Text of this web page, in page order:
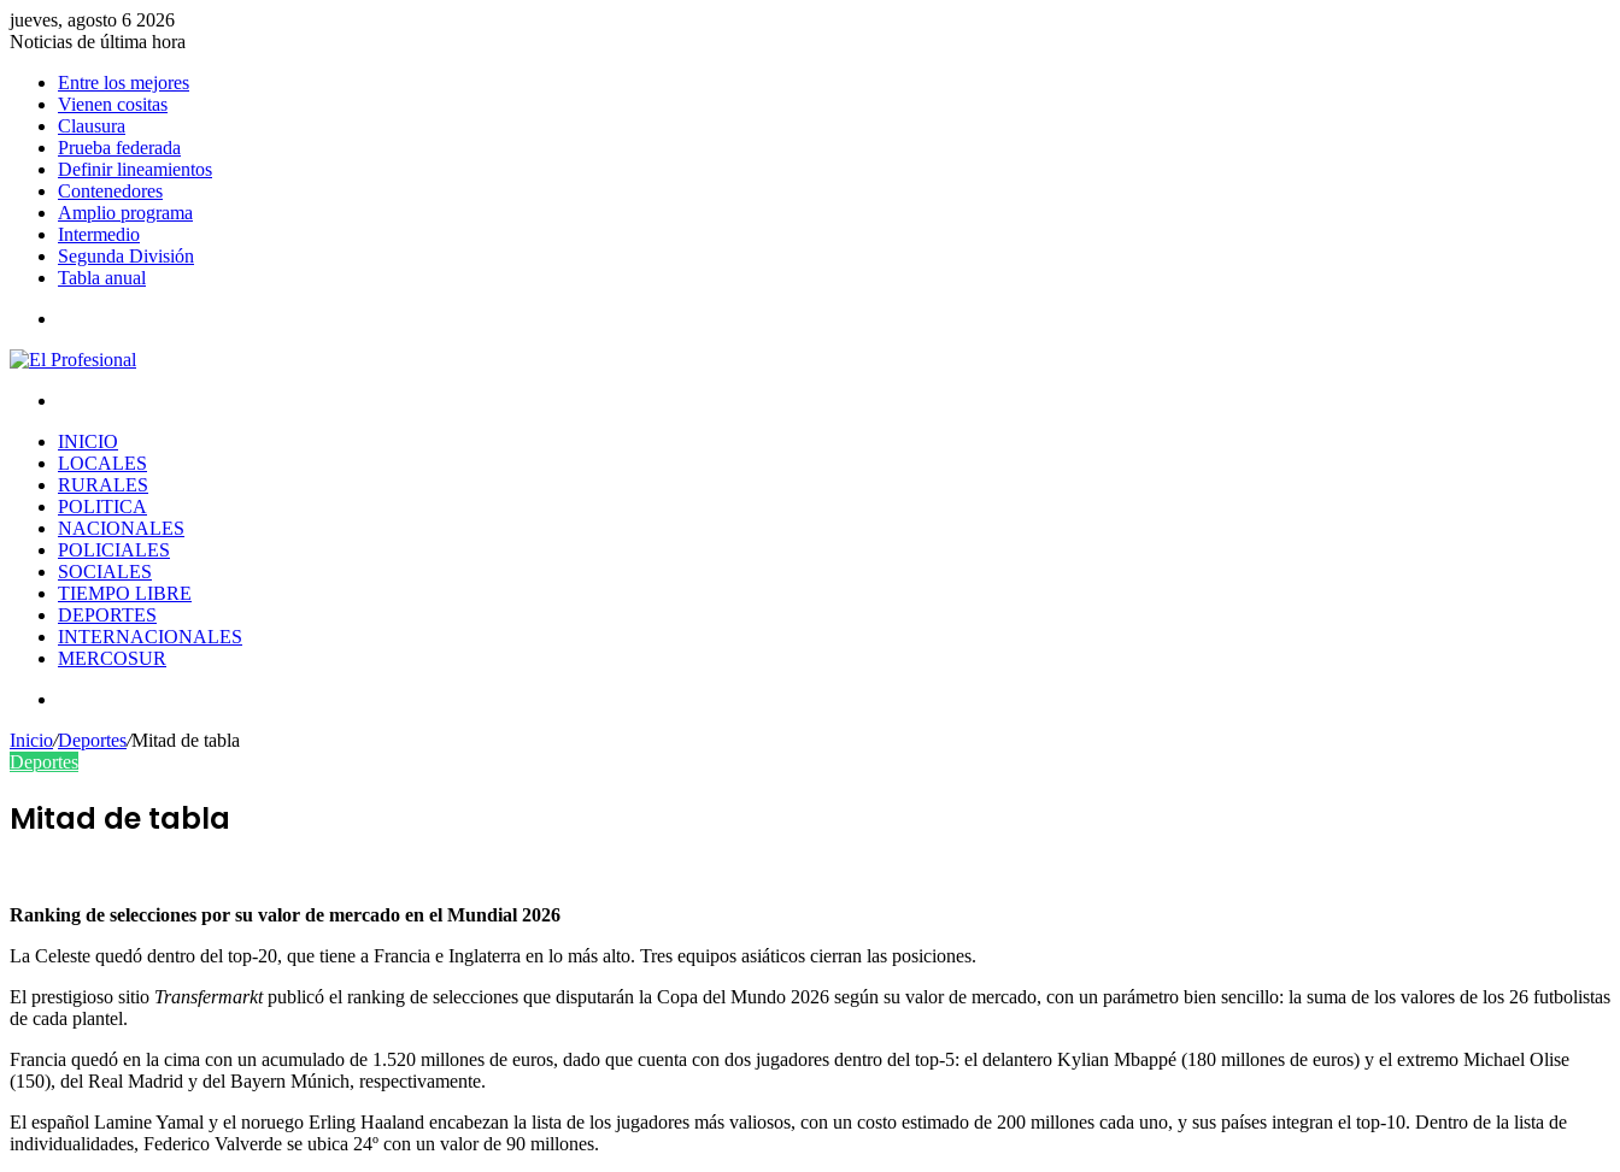
jueves, agosto 6 2026
Noticias de última hora
Entre los mejores
Vienen cositas
Clausura
Prueba federada
Definir lineamientos
Contenedores
Amplio programa
Intermedio
Segunda División
Tabla anual
INICIO
LOCALES
RURALES
POLITICA
NACIONALES
POLICIALES
SOCIALES
TIEMPO LIBRE
DEPORTES
INTERNACIONALES
MERCOSUR
Inicio/Deportes/Mitad de tabla
Deportes
Mitad de tabla
Ranking de selecciones por su valor de mercado en el Mundial 2026
La Celeste quedó dentro del top-20, que tiene a Francia e Inglaterra en lo más alto. Tres equipos asiáticos cierran las posiciones.
El prestigioso sitio Transfermarktpublicó el ranking de selecciones que disputarán la Copa del Mundo 2026 según su valor de mercado, con un parámetro bien sencillo: la suma de los valores de los 26 futbolistas
de cada plantel.
Francia quedó en la cima con un acumulado de 1.520 millones de euros, dado que cuenta con dos jugadores dentro del top-5: el delantero Kylian Mbappé (180 millones de euros) y el extremo Michael Olise
(150), del Real Madrid y del Bayern Múnich, respectivamente.
El español Lamine Yamal y el noruego Erling Haaland encabezan la lista de los jugadores más valiosos, con un costo estimado de 200 millones cada uno, y sus países integran el top-10. Dentro de la lista de
individualidades, Federico Valverde se ubica 24º con un valor de 90 millones.